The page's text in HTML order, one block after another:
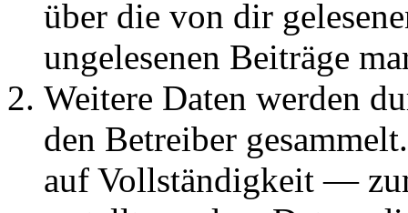
über die von dir
ungelesenen Beiträge
Weitere Daten werden
den Betreiber
auf Vollständigkeit —